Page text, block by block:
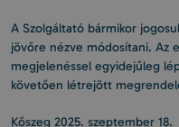
A Szolgáltató bármikor
jövőre nézve módosítani. Az
megjelenéssel egyidejűleg
követően létrejött
Kőszeg 2025. szeptember 18.